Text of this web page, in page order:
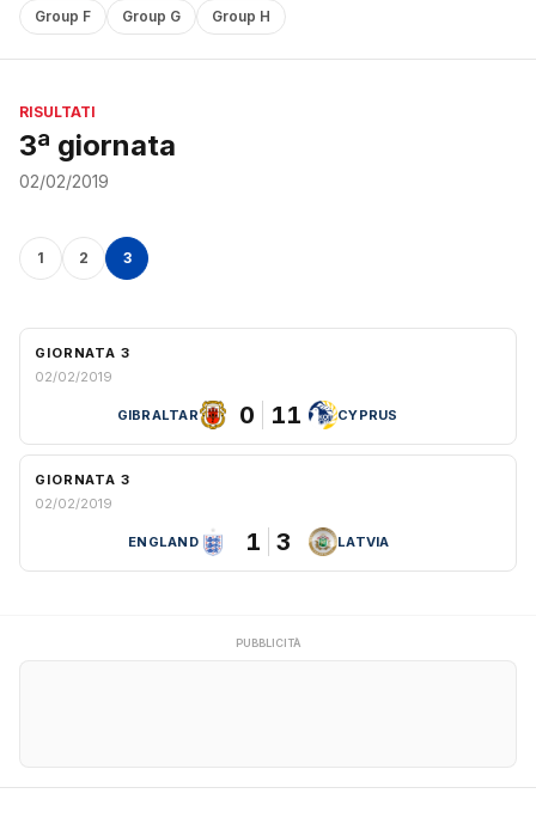
Group F
Group G Group H
RISULTATI
3ª giornata
02/02/2019
1 2 3
GIORNATA 3
02/02/2019
GIBRALTAR 0 11 CYPRUS
GIORNATA 3
02/02/2019
ENGLAND 1 3 LATVIA
PUBBLICITÀ